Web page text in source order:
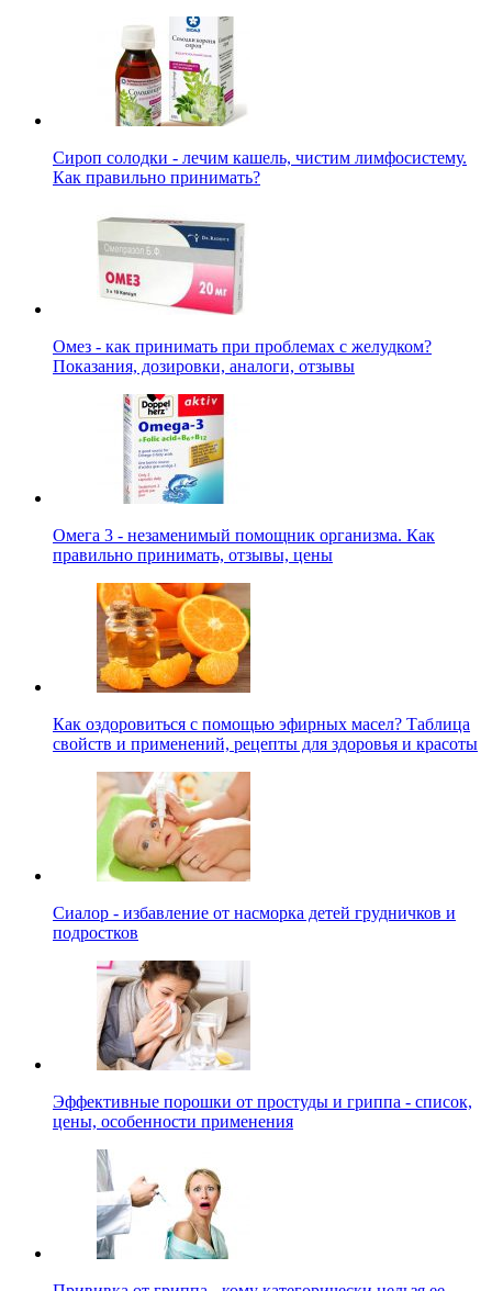
Сироп солодки - лечим кашель, чистим лимфосистему.
Как правильно принимать?
Омез - как принимать при проблемах с желудком?
Показания, дозировки, аналоги, отзывы
Омега 3 - незаменимый помощник организма. Как
правильно принимать, отзывы, цены
Как оздоровиться с помощью эфирных масел? Таблица
свойств и применений, рецепты для здоровья и красоты
Сиалор - избавление от насморка детей грудничков и
подростков
Эффективные порошки от простуды и гриппа - список,
цены, особенности применения